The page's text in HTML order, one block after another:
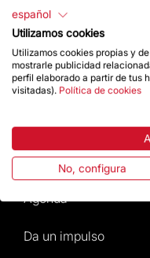
La Fundación
Preguntas frecuentes
Atención al Visitante
Normativa y
Noticias y Actualidad
Agenda
Da un impulso
español
Utilizamos cookies
Utilizamos cookies propias y
mostrarle publicidad
perfil elaborado a partir de tus
visitadas). Política de cookies
No, configura